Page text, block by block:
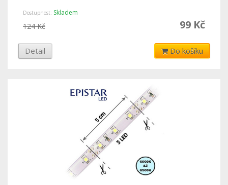
Dostupnost: Skladem
99 Kč
124 Kč
Detail Do košíku